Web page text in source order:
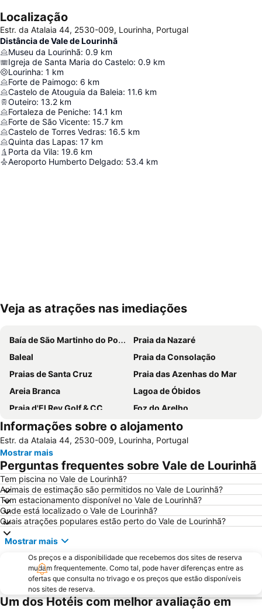
Localização
Estr. da Atalaia 44, 2530-009, Lourinha, Portugal
Distância de Vale de Lourinhã
Museu da Lourinhã: 0.9 km
Igreja de Santa Maria do Castelo: 0.9 km
Lourinha: 1 km
Forte de Paimogo: 6 km
Castelo de Atouguia da Baleia: 11.6 km
Outeiro: 13.2 km
Fortaleza de Peniche: 14.1 km
Forte de São Vicente: 15.7 km
Castelo de Torres Vedras: 16.5 km
Quinta das Lapas: 17 km
Porta da Vila: 19.6 km
Aeroporto Humberto Delgado: 53.4 km
Ampliar mapa
Veja as atrações nas imediações
Baía de São Martinho do Porto
Praia da Nazaré
Baleal
Praia da Consolação
Praias de Santa Cruz
Praia das Azenhas do Mar
Areia Branca
Lagoa de Óbidos
Praia d'El Rey Golf & CC
Foz do Arelho
Praia das Maçãs
Praia da Ericeira
Monumento Comemorativo da Batalha do Vimeiro
Mosteiro de Alcobaça
Buddha Eden Garden - Jardim da Paz
Parque Natural Sintra-Cascais
Serra do Montejunto
Praia das Berlengas
Salir do Porto
Porto Novo Beach
Praia do Magoito
Castelo de Óbidos
Praia Grande
Sítio da Nazaré
Praia d'el Rey
Estação de Vila Franca de Xira
Da Foz do Arelho
Estação de Sintra
Bom Sucesso
Reserva Natural das Ilhas Berlengas
Praia Norte
Informações sobre o alojamento
Estr. da Atalaia 44, 2530-009, Lourinha, Portugal
Mostrar mais
Perguntas frequentes sobre Vale de Lourinhã
Tem piscina no Vale de Lourinhã?
Animais de estimação são permitidos no Vale de Lourinhã?
Tem estacionamento disponível no Vale de Lourinhã?
Onde está localizado o Vale de Lourinhã?
Quais atrações populares estão perto do Vale de Lourinhã?
Mostrar mais
Os preços e a disponibilidade que recebemos dos sites de reserva
mudam frequentemente. Como tal, pode haver diferenças entre as
ofertas que consulta no trivago e os preços que estão disponíveis
nos sites de reserva.
Um dos Hotéis com melhor avaliação em